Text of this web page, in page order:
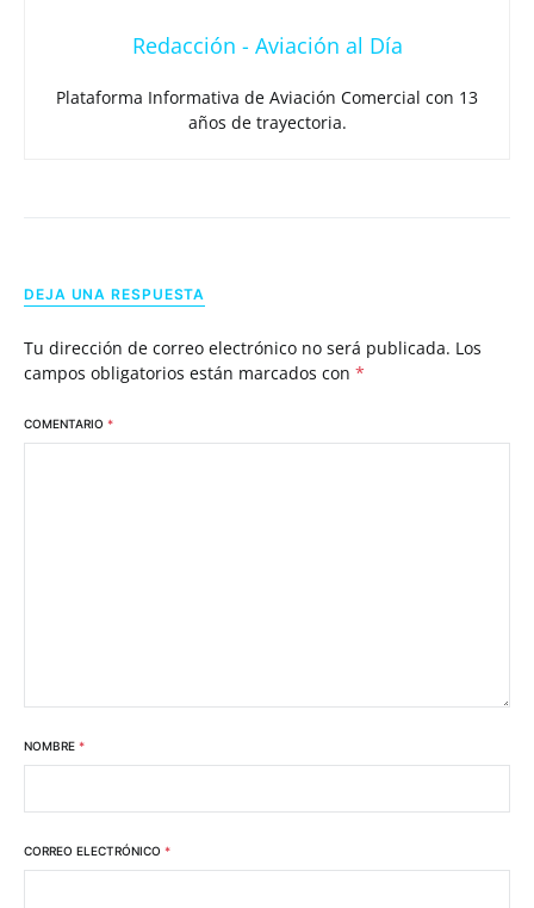
Redacción - Aviación al Día
Plataforma Informativa de Aviación Comercial con 13
años de trayectoria.
DEJA UNA RESPUESTA
Tu dirección de correo electrónico no será publicada. Los
campos obligatorios están marcados con *
COMENTARIO *
NOMBRE *
CORREO ELECTRÓNICO *